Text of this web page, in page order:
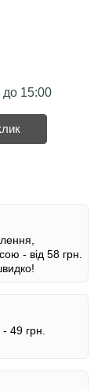
до 15:00
- від 58 грн.
- 49 грн.